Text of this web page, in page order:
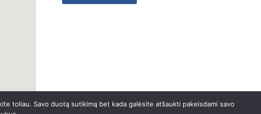
toliau. Savo duotą sutikimą bet kada galėsite atšaukti pakeisdami savo